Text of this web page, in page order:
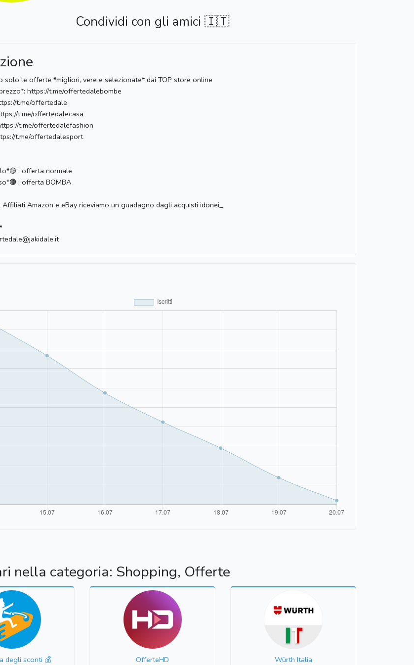
Condividi con gli amici 🇮🇹
solo le offerte *migliori, vere e selezionate* dai TOP store online
https://t.me/offertedalebombe
t.me/offertedale
t.me/offertedalecasa
t.me/offertedalefashion
t.me/offertedalesport
: offerta normale
: offerta BOMBA
Affiliati Amazon e eBay riceviamo un guadagno dagli acquisti idonei_
nella categoria: Shopping, Offerte
degli sconti 💰 OfferteHD Würth Italia